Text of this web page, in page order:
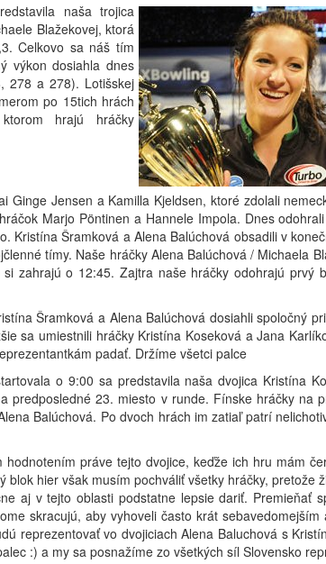
naša trojica
Blažekovej, ktorá
Celkovo sa náš tím
výkon dosiahla dnes
278 a 278). Lotišskej
po 15tich hrách
hrajú hráčky
Jensen a Kamilla Kjeldsen, ktoré zdolali
Marjo Pöntinen a Hannele Impola. Dnes
Kristína Šramková a Alena Balúchová obsadili v
tímy. Naše hráčky Alena Balúchová / Michaela
zahrajú o 12:45. Zajtra naše hráčky odohrajú prvý
Šramková a Alena Balúchová dosiahli spoločný
sa umiestnili hráčky Kristína Koseková a Jana
padať. Držíme všetci palce
o 9:00 sa predstavila naša dvojica Kristína
23. miesto v runde. Fínske hráčky na
Balúchová. Po dvoch hrách im zatiaľ patrí
práve tejto dvojice, keďže ich hru mám
hier však musím pochváliť všetky hráčky,
aj v tejto oblasti podstatne lepsie dariť. Premieňať
skracujú, aby vyhoveli často krát
reprezentovať vo dvojiciach Alena Baluchová s
:) a my sa posnažíme zo všetkých síl Slovensko